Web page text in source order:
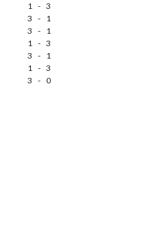
1 - 3
3 - 1
3 - 1
1 - 3
3 - 1
1 - 3
3 - 0